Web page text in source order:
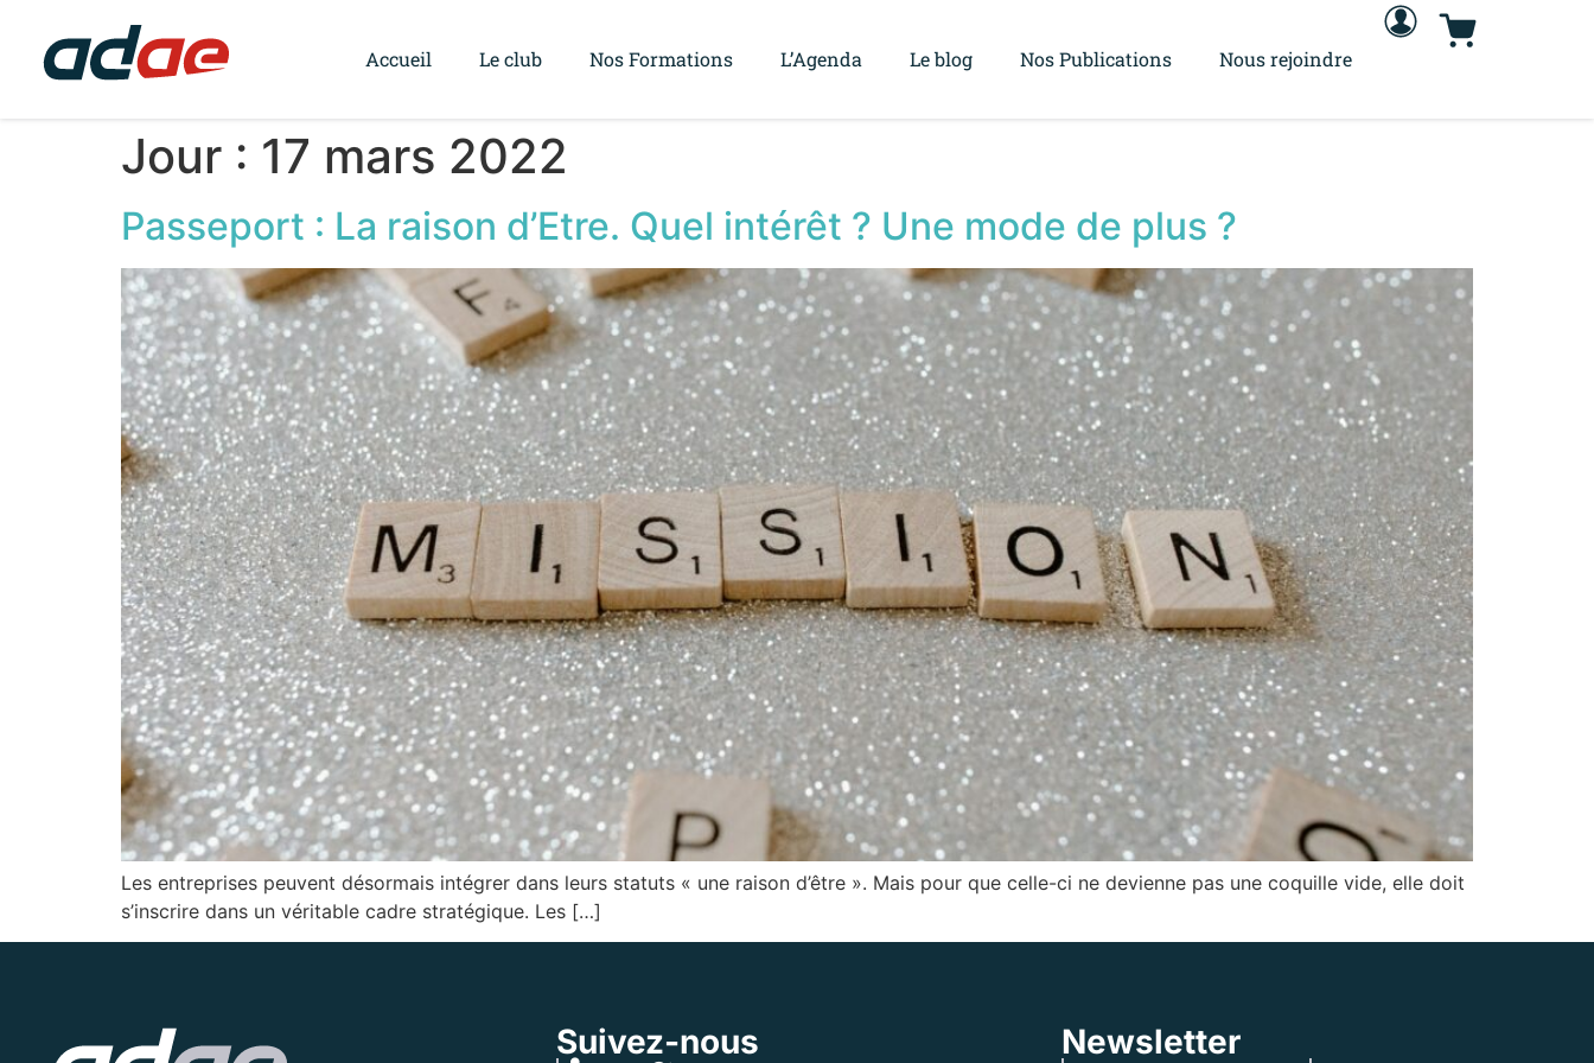
Accueil Le club Nos Formations L’Agenda Le blog Nos Publications Nous rejoindre
Jour : 17 mars 2022
Passeport : La raison d’Etre. Quel intérêt ? Une mode de plus ?
Les entreprises peuvent désormais intégrer dans leurs statuts « une raison d’être ». Mais pour que celle-ci ne devienne pas une coquille vide, elle doit
s’inscrire dans un véritable cadre stratégique. Les […]
Suivez-nous Newsletter